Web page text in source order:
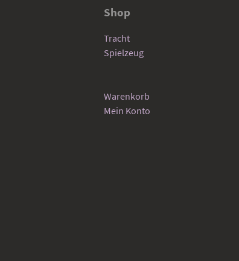
Shop
Tracht
Spielzeug
Warenkorb
Mein Konto